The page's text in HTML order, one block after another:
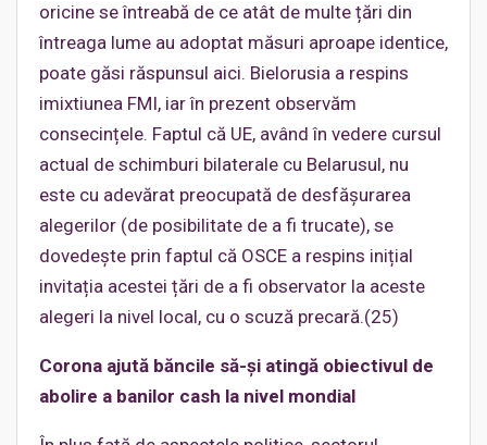
oricine se întreabă de ce atât de multe țări din
întreaga lume au adoptat măsuri aproape identice,
poate găsi răspunsul aici. Bielorusia a respins
imixtiunea FMI, iar în prezent observăm
consecințele. Faptul că UE, având în vedere cursul
actual de schimburi bilaterale cu Belarusul, nu
este cu adevărat preocupată de desfășurarea
alegerilor (de posibilitate de a fi trucate), se
dovedește prin faptul că OSCE a respins inițial
invitația acestei țări de a fi observator la aceste
alegeri la nivel local, cu o scuză precară.(25)
Corona ajută băncile să-și atingă obiectivul de
abolire a banilor cash la nivel mondial